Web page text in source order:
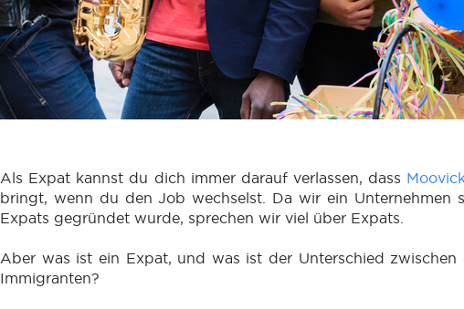
Als Expat kannst du dich immer darauf verlassen, dass
bringt, wenn du den Job wechselst. Da wir ein Unternehmen
Expats gegründet wurde, sprechen wir viel über Expats.
Aber was ist ein Expat, und was ist der Unterschied zwischen
Immigranten?